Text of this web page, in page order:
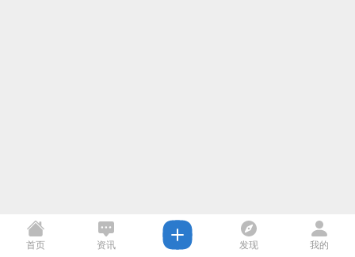
首页 资讯 发现 我的